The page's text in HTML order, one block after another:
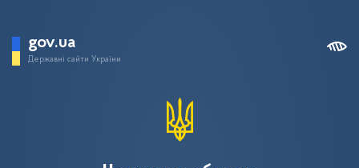
gov.ua
Державні сайти України